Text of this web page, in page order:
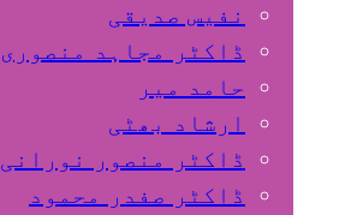
نفیس صدیقی
ڈاکٹر مجاہد منصوری
حامد میر
ارشاد بھٹی
ڈاکٹر منصور نورانی
ڈاکٹر صفدر محمود